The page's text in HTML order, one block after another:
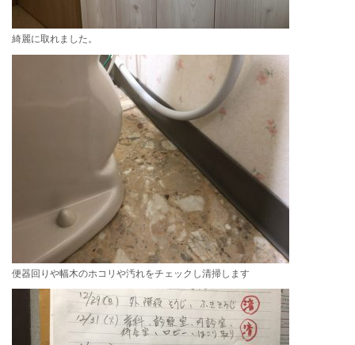
綺麗に取れました。
便器回りや幅木のホコリや汚れをチェックし清掃します